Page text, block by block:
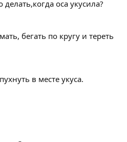
оса укусила?
бегать по кругу и тереть
в месте укуса.